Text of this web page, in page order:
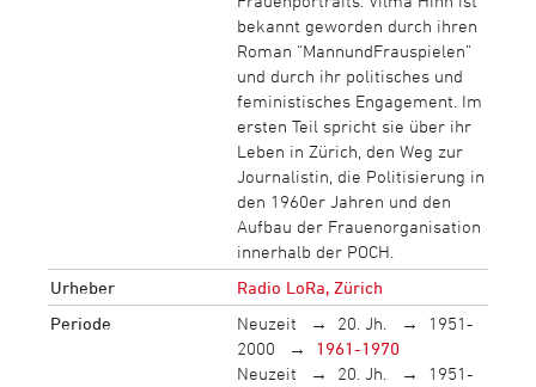
bekannt geworden durch ihren
Roman “MannundFrauspielen”
und durch ihr politisches und
feministisches Engagement. Im
ersten Teil spricht sie über ihr
Leben in Zürich, den Weg zur
Journalistin, die Politisierung in
den 1960er Jahren und den
Aufbau der Frauenorganisation
innerhalb der POCH.
Urheber
Radio LoRa, Zürich
Periode
Neuzeit 20. Jh.
1951-
2000
1961-1970
Neuzeit
20. Jh. 1951-